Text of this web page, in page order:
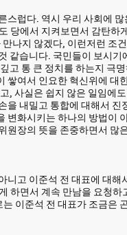
스럽다. 역시 우리 사회에 많
당에서 지켜보면서 감탄하
나지 않겠다, 이런저런 조
같습니다. 국민들이 보시기
고 통 큰 정치를 하는지 극
쌓여서 인요한 혁신위에 대
, 사실은 쉽지 않은 일임에
을 내밀고 통합에 대해서 진
변화시키는 하나의 방법이
원장의 뜻을 존중하면서 많
니고 이준석 전 대표에 대해
하면서 계속 만남을 요청하
이준석 전 대표가 조금은